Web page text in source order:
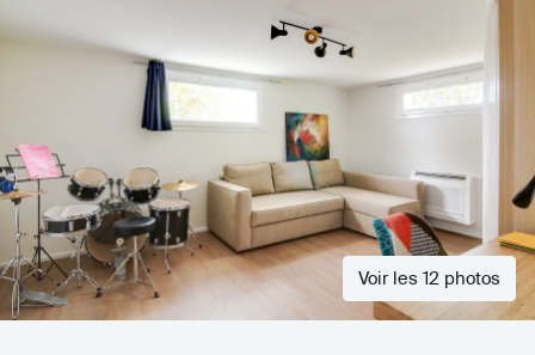
Voir les 12 photos